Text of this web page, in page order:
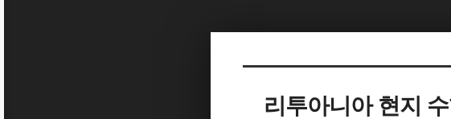
리투아니아 현지
Sketchbook5, 스케치북5